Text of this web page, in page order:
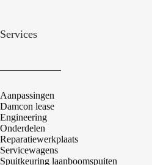
Services
Aanpassingen
Damcon lease
Engineering
Onderdelen
Reparatiewerkplaats
Servicewagens
Spuitkeuring laanboomspuiten